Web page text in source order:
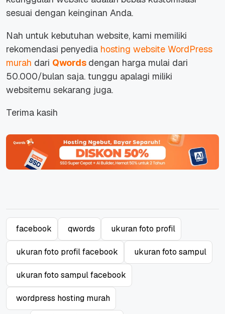
sesuai dengan keinginan Anda.
Nah untuk kebutuhan website, kami memiliki
rekomendasi penyedia hosting website WordPress
murah dari Qwords dengan harga mulai dari
50.000/bulan saja. tunggu apalagi miliki
websitemu sekarang juga.
Terima kasih
facebook qwords ukuran foto profil
ukuran foto profil facebook ukuran foto sampul
ukuran foto sampul facebook
wordpress hosting murah